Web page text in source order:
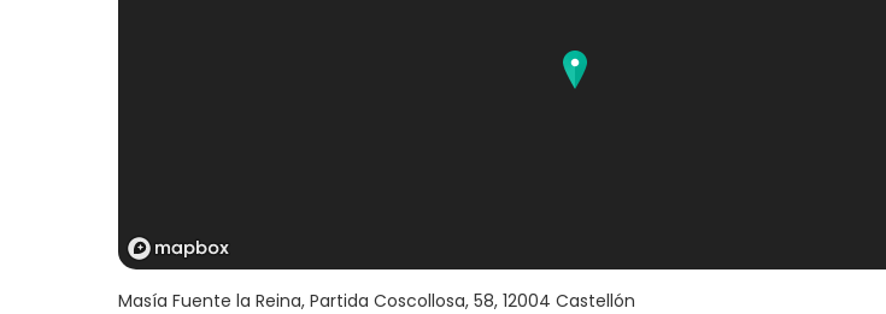
Masía Fuente la Reina, Partida Coscollosa, 58, 12004 Castellón